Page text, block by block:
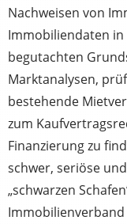
Nachweisen von
Immobiliendaten in
begutachten
Marktanalysen,
bestehende
zum
Finanzierung zu
schwer, seriöse
„schwarzen
Immobilienverband